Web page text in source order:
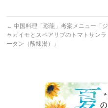
← 中国料理「彩龍」考案メニュー「ジ
ャガイモとスペアリブのトマトサンラ
ータン（酸辣湯）」